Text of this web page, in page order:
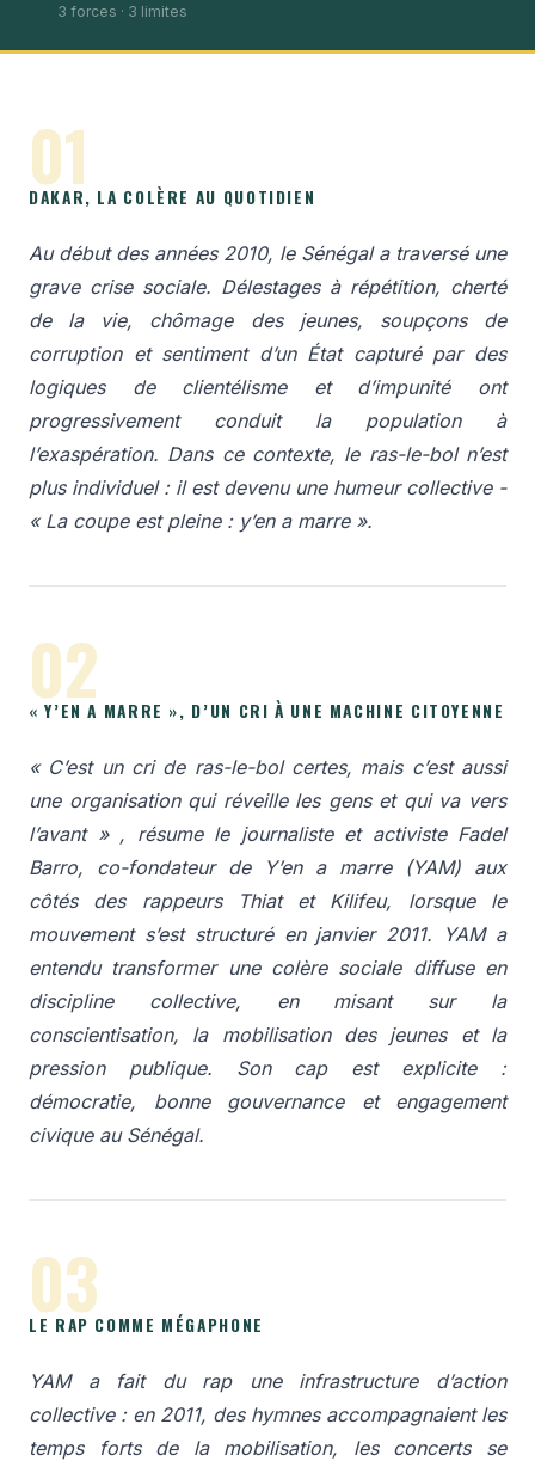
3 forces · 3 limites
01
DAKAR, LA COLÈRE AU QUOTIDIEN
Au début des années 2010, le Sénégal a traversé une
grave crise sociale. Délestages à répétition, cherté
de la vie, chômage des jeunes, soupçons de
corruption et sentiment d’un État capturé par des
logiques de clientélisme et d’impunité ont
progressivement conduit la population à
l’exaspération. Dans ce contexte, le ras-le-bol n’est
plus individuel : il est devenu une humeur collective -
« La coupe est pleine : y’en a marre ».
02
« Y’EN A MARRE », D’UN CRI À UNE MACHINE CITOYENNE
« C’est un cri de ras-le-bol certes, mais c’est aussi
une organisation qui réveille les gens et qui va vers
l’avant », résume le journaliste et activiste Fadel
Barro, co-fondateur de Y’en a marre (YAM) aux
côtés des rappeurs Thiat et Kilifeu, lorsque le
mouvement s’est structuré en janvier 2011. YAM a
entendu transformer une colère sociale diffuse en
discipline collective, en misant sur la
conscientisation, la mobilisation des jeunes et la
pression publique. Son cap est explicite :
démocratie, bonne gouvernance et engagement
civique au Sénégal.
03
LE RAP COMME MÉGAPHONE
YAM a fait du rap une infrastructure d’action
collective : en 2011, des hymnes accompagnaient les
temps forts de la mobilisation, les concerts se